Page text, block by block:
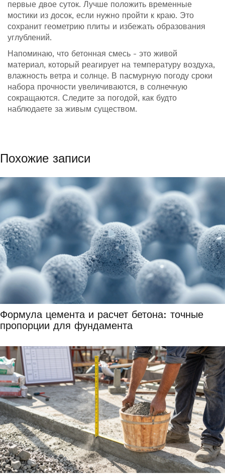
первые двое суток. Лучше положить временные
мостики из досок, если нужно пройти к краю. Это
сохранит геометрию плиты и избежать образования
углублений.
Напоминаю, что бетонная смесь - это живой
материал, который реагирует на температуру воздуха,
влажность ветра и солнце. В пасмурную погоду сроки
набора прочности увеличиваются, в солнечную
сокращаются. Следите за погодой, как будто
наблюдаете за живым существом.
Похожие записи
Формула цемента и расчет бетона: точные
пропорции для фундамента